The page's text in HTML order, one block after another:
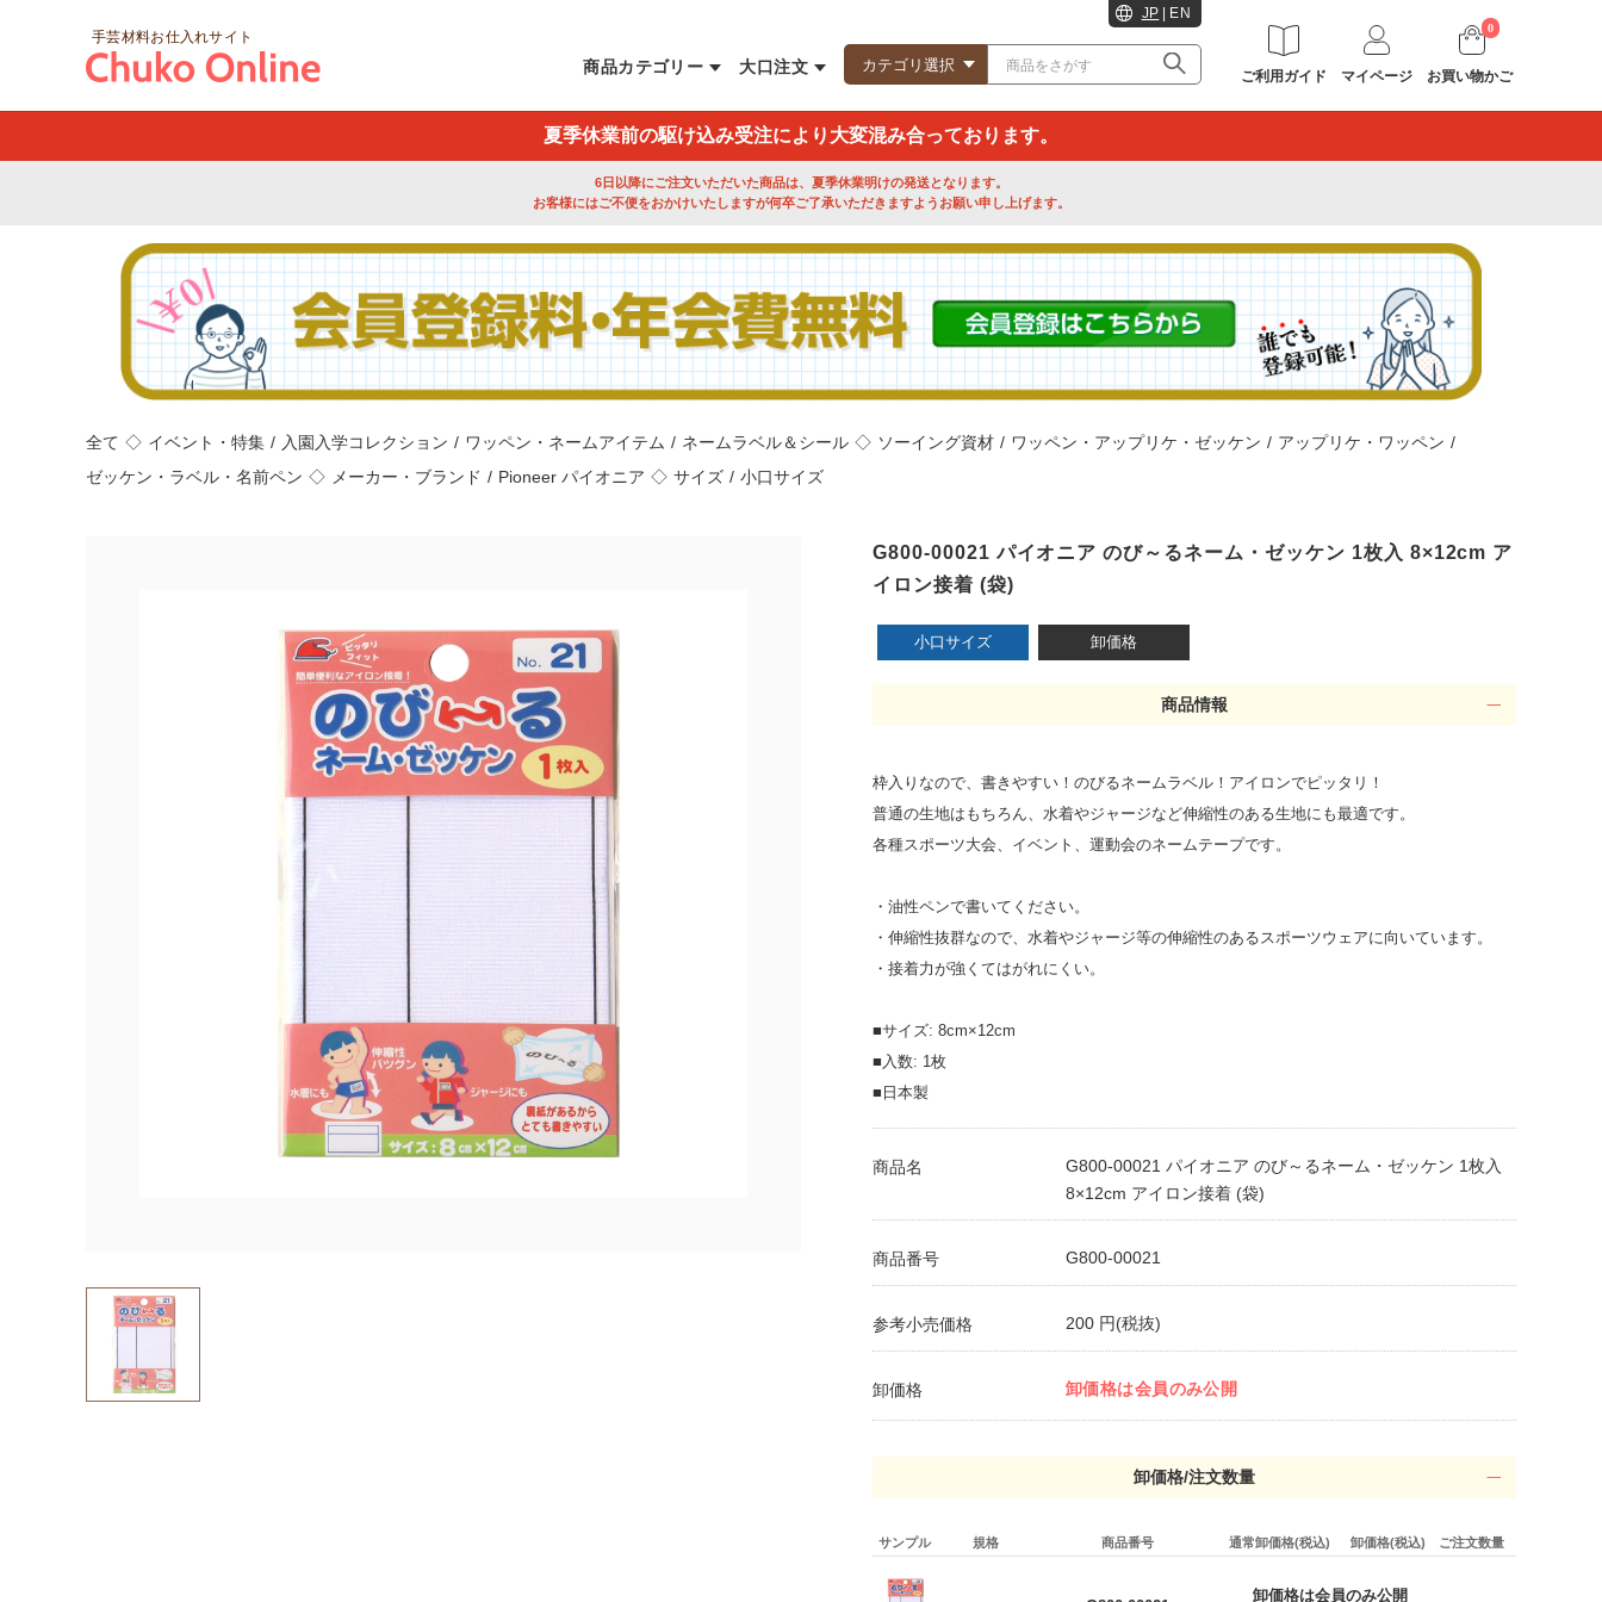
夏季休業前の駆け込み受注により大変混み合っております。
6日以降にご注文いただいた商品は、夏季休業明けの発送となります。
お客様にはご不便をおかけいたしますが何卒ご了承いただきますようお願い申し上げます。
全て ◇ イベント・特集 / 入園入学コレクション / ワッペン・ネームアイテム / ネームラベル＆シール ◇ ソーイング資材 / ワッペン・アップリケ・ゼッケン / アップリケ・ワッペン /
ゼッケン・ラベル・名前ペン ◇ メーカー・ブランド / Pioneer パイオニア ◇ サイズ / 小口サイズ
G800-00021 パイオニア のび～るネーム・ゼッケン 1枚入 8×12cm ア
イロン接着 (袋)
小口サイズ 卸価格
商品情報
枠入りなので、書きやすい！のびるネームラベル！アイロンでピッタリ！
普通の生地はもちろん、水着やジャージなど伸縮性のある生地にも最適です。
各種スポーツ大会、イベント、運動会のネームテープです。
・油性ペンで書いてください。
・伸縮性抜群なので、水着やジャージ等の伸縮性のあるスポーツウェアに向いています。
・接着力が強くてはがれにくい。
■サイズ: 8cm×12cm
■入数: 1枚
■日本製
商品名
G800-00021 パイオニア のび～るネーム・ゼッケン 1枚入
8×12cm アイロン接着 (袋)
商品番号 G800-00021
参考小売価格 200 円(税抜)
卸価格 卸価格は会員のみ公開
卸価格/注文数量
サンプル 規格 商品番号 通常卸価格(税込) 卸価格(税込) ご注文数量
卸価格は会員のみ公開
手芸材料お仕入れサイト
商品カテゴリー 大口注文
JP EN
ご利用ガイド マイページ
0
お買い物かご